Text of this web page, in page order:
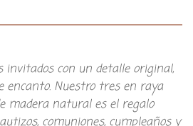
invitados con un detalle original,
encanto. Nuestro tres en raya
madera natural es el regalo
comuniones, cumpleaños y